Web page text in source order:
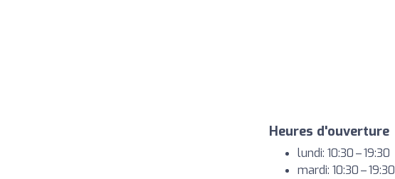
Heures d'ouverture
lundi: 10:30 – 19:30
mardi: 10:30 – 19:30